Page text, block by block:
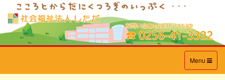
Toggle
navigation
Menu